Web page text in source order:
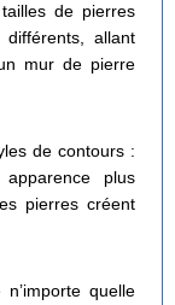
de pierres
allant
mur de pierre
de contours :
plus
pierres créent
quelle